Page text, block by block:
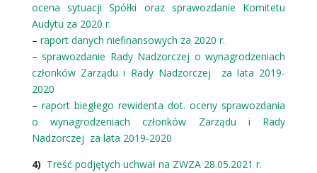
ocena sytuacji Spółki oraz sprawozdanie Komitetu
Audytu za 2020 r.
– raport danych niefinansowych za 2020 r.
–sprawozdanie Rady Nadzorczej o wynagrodzeniach
członków Zarządu i Rady Nadzorczej za lata 2019-
2020
– raport biegłego rewidenta dot. oceny sprawozdania
o wynagrodzeniach członków Zarządu i Rady
Nadzorczej za lata 2019-2020
4) Treść podjętych uchwał na ZWZA 28.05.2021 r.